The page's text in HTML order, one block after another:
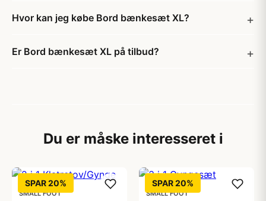
Hvor kan jeg købe Bord bænkesæt XL?
Er Bord bænkesæt XL på tilbud?
Du er måske interesseret i
SPAR 20%
SMALL FOOT
SPAR 20%
SMALL FOOT